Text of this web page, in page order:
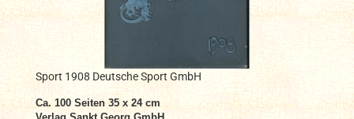
Sport 1908 Deutsche Sport GmbH
Ca. 100 Seiten 35 x 24 cm